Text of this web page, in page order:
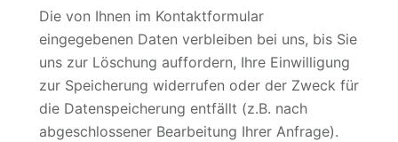
Die von Ihnen im Kontaktformular
eingegebenen Daten verbleiben bei uns, bis Sie
uns zur Löschung auffordern, Ihre Einwilligung
zur Speicherung widerrufen oder der Zweck für
die Datenspeicherung entfällt (z.B. nach
abgeschlossener Bearbeitung Ihrer Anfrage).